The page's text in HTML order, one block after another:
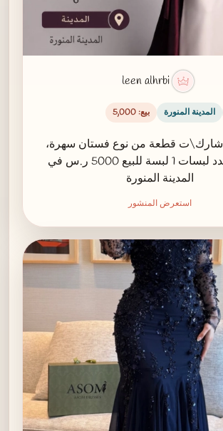
leen alhrbi
المدينة المنورة بيع: 5,000
leen alhrbi شارك\ت قطعة من نوع فستان سهرة،
حجم M، عدد لبسات 1 لبسة للبيع 5000 ر.س في
المدينة المنورة
استعرض المنشور